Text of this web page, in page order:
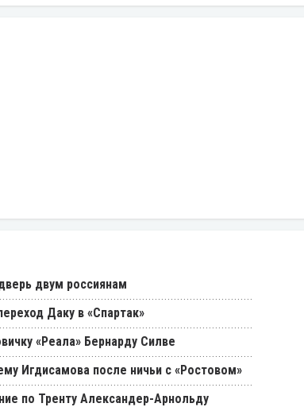
двум россиянам
Даку в «Спартак»
«Реала» Бернарду Силве
Игдисамова после ничьи с «Ростовом»
по Тренту Александер-Арнольду